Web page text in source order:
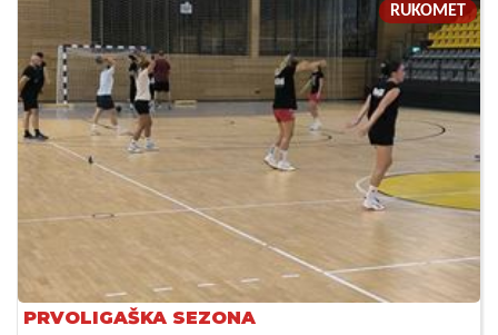
RUKOMET
PRVOLIGAŠKA SEZONA